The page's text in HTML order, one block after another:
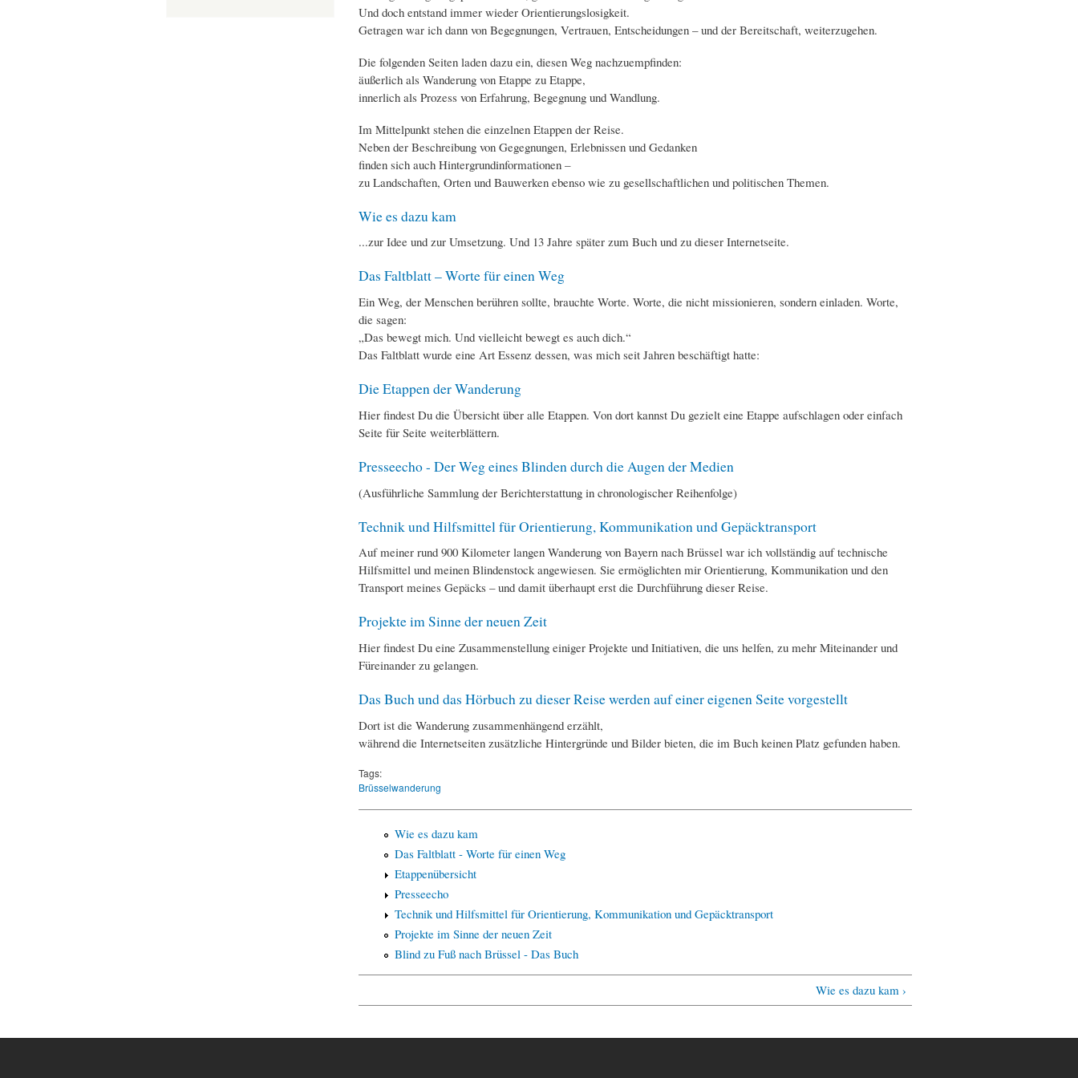
Und doch entstand immer wieder Orientierungslosigkeit.
Getragen war ich dann von Begegnungen, Vertrauen, Entscheidungen – und der Bereitschaft, weiterzugehen.
Die folgenden Seiten laden dazu ein, diesen Weg nachzuempfinden:
äußerlich als Wanderung von Etappe zu Etappe,
innerlich als Prozess von Erfahrung, Begegnung und Wandlung.
Im Mittelpunkt stehen die einzelnen Etappen der Reise.
Neben der Beschreibung von Gegegnungen, Erlebnissen und Gedanken
finden sich auch Hintergrundinformationen –
zu Landschaften, Orten und Bauwerken ebenso wie zu gesellschaftlichen und politischen Themen.
Wie es dazu kam
...zur Idee und zur Umsetzung. Und 13 Jahre später zum Buch und zu dieser Internetseite.
Das Faltblatt – Worte für einen Weg
Ein Weg, der Menschen berühren sollte, brauchte Worte. Worte, die nicht missionieren, sondern einladen. Worte,
die sagen:
„Das bewegt mich. Und vielleicht bewegt es auch dich.“
Das Faltblatt wurde eine Art Essenz dessen, was mich seit Jahren beschäftigt hatte:
Die Etappen der Wanderung
Hier findest Du die Übersicht über alle Etappen. Von dort kannst Du gezielt eine Etappe aufschlagen oder einfach
Seite für Seite weiterblättern.
Presseecho - Der Weg eines Blinden durch die Augen der Medien
(Ausführliche Sammlung der Berichterstattung in chronologischer Reihenfolge)
Technik und Hilfsmittel für Orientierung, Kommunikation und Gepäcktransport
Auf meiner rund 900 Kilometer langen Wanderung von Bayern nach Brüssel war ich vollständig auf technische
Hilfsmittel und meinen Blindenstock angewiesen. Sie ermöglichten mir Orientierung, Kommunikation und den
Transport meines Gepäcks – und damit überhaupt erst die Durchführung dieser Reise.
Projekte im Sinne der neuen Zeit
Hier findest Du eine Zusammenstellung einiger Projekte und Initiativen, die uns helfen, zu mehr Miteinander und
Füreinander zu gelangen.
Das Buch und das Hörbuch zu dieser Reise werden auf einer eigenen Seite vorgestellt
Dort ist die Wanderung zusammenhängend erzählt,
während die Internetseiten zusätzliche Hintergründe und Bilder bieten, die im Buch keinen Platz gefunden haben.
Tags:
Brüsselwanderung
Wie es dazu kam
Das Faltblatt - Worte für einen Weg
Etappenübersicht
Presseecho
Technik und Hilfsmittel für Orientierung, Kommunikation und Gepäcktransport
Projekte im Sinne der neuen Zeit
Blind zu Fuß nach Brüssel - Das Buch
Wie es dazu kam ›